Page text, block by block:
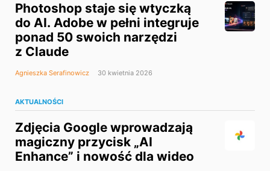
Photoshop staje się wtyczką
do AI. Adobe w pełni integruje
ponad 50 swoich narzędzi
z Claude
Agnieszka Serafinowicz 30 kwietnia 2026
AKTUALNOŚCI
Zdjęcia Google wprowadzają
magiczny przycisk „AI
Enhance” i nowość dla wideo